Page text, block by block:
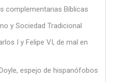
complementarias Bíblicas
y Sociedad Tradicional
I y Felipe VI, de mal en
espejo de hispanófobos